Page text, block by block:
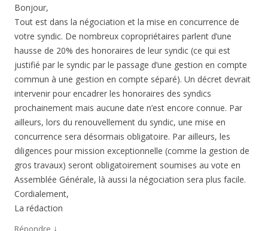
Bonjour,
Tout est dans la négociation et la mise en concurrence de
votre syndic. De nombreux copropriétaires parlent d’une
hausse de 20% des honoraires de leur syndic (ce qui est
justifié par le syndic par le passage d’une gestion en compte
commun à une gestion en compte séparé). Un décret devrait
intervenir pour encadrer les honoraires des syndics
prochainement mais aucune date n’est encore connue. Par
ailleurs, lors du renouvellement du syndic, une mise en
concurrence sera désormais obligatoire. Par ailleurs, les
diligences pour mission exceptionnelle (comme la gestion de
gros travaux) seront obligatoirement soumises au vote en
Assemblée Générale, là aussi la négociation sera plus facile.
Cordialement,
La rédaction
Répondre ↓